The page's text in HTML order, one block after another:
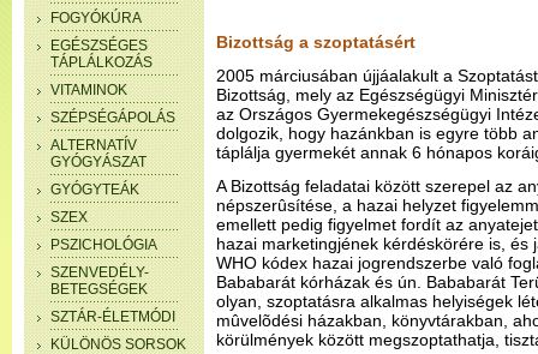
FOGYÓKÚRA
EGÉSZSÉGES
TÁPLÁLKOZÁS
VITAMINOK
SZÉPSÉGÁPOLÁS
ALTERNATÍV
GYÓGYÁSZAT
GYÓGYTEÁK
SZEX
PSZICHOLÓGIA
SZENVEDÉLY-
BETEGSÉGEK
SZTÁR-ÉLETMÓDI
KÜLÖNÖS SORSOK
Bizottság a szoptatásért
2005 márciusában újjáalakult a
Bizottság, mely az Egészségügyi
az Országos Gyermekegészségügyi
dolgozik, hogy hazánkban is egyre több
táplálja gyermekét annak 6 hónapos
A Bizottság feladatai között szerepel az
népszerûsítése, a hazai helyzet
emellett pedig figyelmet fordít az
hazai marketingjének kérdéskörére is, és
WHO kódex hazai jogrendszerbe való
Bababarát kórházak és ún. Bababarát
olyan, szoptatásra alkalmas helyiségek
mûvelõdési házakban, könyvtárakban,
körülmények között megszoptathatja,